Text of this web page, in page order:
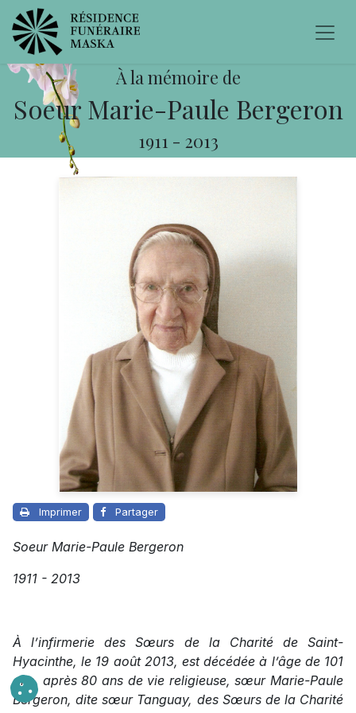
À la mémoire de
Soeur Marie-Paule Bergeron
1911 - 2013
Imprimer Partager
Soeur Marie-Paule Bergeron
1911 - 2013
À l’infirmerie des Sœurs de la Charité de Saint-
Hyacinthe, le 19 août 2013, est décédée à l’âge de 101
ans, après 80 ans de vie religieuse, sœur Marie-Paule
Bergeron, dite sœur Tanguay, des Sœurs de la Charité